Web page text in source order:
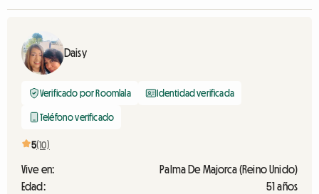
Daisy
Verificado por Roomlala Identidad verificada
Teléfono verificado
5(10)
Vive en:
Palma De Majorca (Reino Unido)
Edad:
51 años